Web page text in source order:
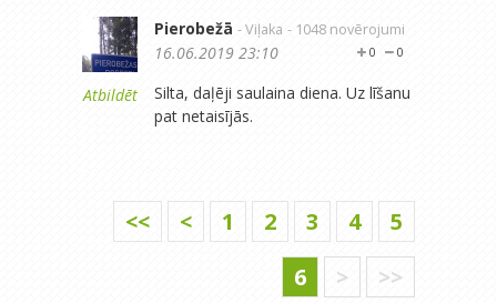
Atbildēt
Pierobežā - Viļaka - 1048 novērojumi
0
0
16.06.2019 23:10
Silta, daļēji saulaina diena. Uz līšanu
pat netaisījās.
<< < 1 2 3 4
5
6
> >>